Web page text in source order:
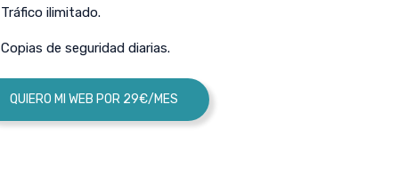
Tráfico ilimitado.
Copias de seguridad diarias.
QUIERO MI WEB POR 29€/MES